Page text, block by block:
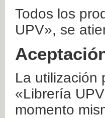
Todos los
UPV», se
La utilización
«Librería
momento